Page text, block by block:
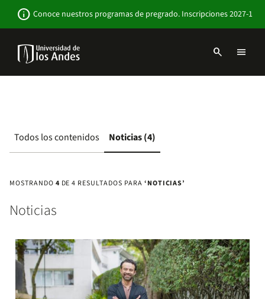
contenido
info Conoce nuestros programas de pregrado. Inscripciones 2027-1
Navbar
search menu
Todos los contenidos Noticias (4)
MOSTRANDO 4 DE 4 RESULTADOS PARA ‘NOTICIAS’
Noticias